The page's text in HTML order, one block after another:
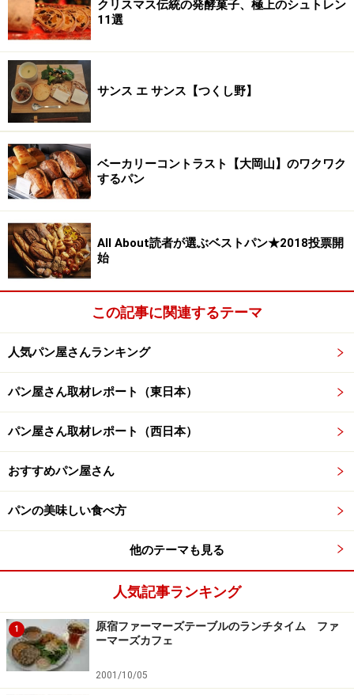
クリスマス伝統の発酵菓子、極上のシュトレン
11選
サンス エ サンス【つくし野】
ベーカリーコントラスト【大岡山】のワクワク
するパン
All About読者が選ぶベストパン★2018投票開
始
この記事に関連するテーマ
人気パン屋さんランキング
パン屋さん取材レポート（東日本）
パン屋さん取材レポート（西日本）
おすすめパン屋さん
パンの美味しい食べ方
他のテーマも見る
人気記事ランキング
1
原宿ファーマーズテーブルのランチタイム ファ
ーマーズカフェ
2001/10/05